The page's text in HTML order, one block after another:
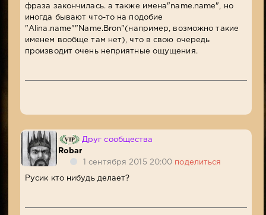
фраза закончилась. а также имена"name.name", но
иногда бывают что-то на подобие
"Alina.name""Name.Bron"(например, возможно такие
именем вообще там нет), что в свою очередь
производит очень неприятные ощущения.
Друг сообщества
Robar
1 сентября 2015 20:00 поделиться
Русик кто нибудь делает?